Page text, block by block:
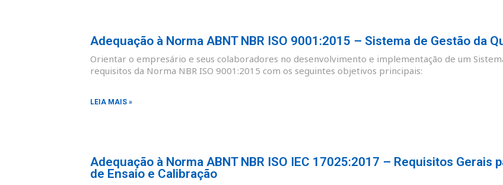
Adequação à Norma ABNT NBR ISO 9001:2015 – Sistema de Gestão da
Orientar o empresário e seus colaboradores no desenvolvimento e implementação de um
requisitos da Norma NBR ISO 9001:2015 com os seguintes objetivos principais:
LEIA MAIS »
Adequação à Norma ABNT NBR ISO IEC 17025:2017 – Requisitos Gerais
de Ensaio e Calibração